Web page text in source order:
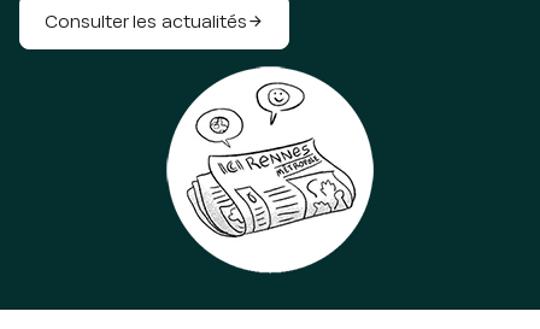
Consulter les actualités